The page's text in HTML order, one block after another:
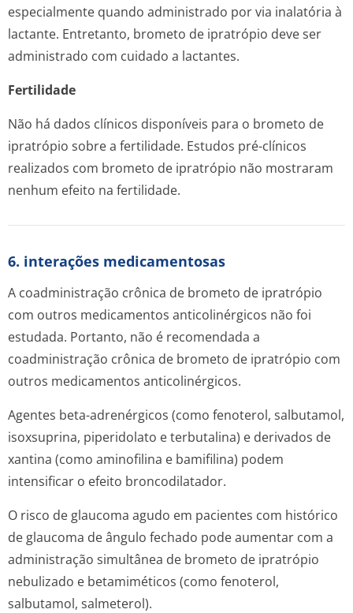
especialmente quando administrado por via inalatória à
lactante. Entretanto, brometo de ipratrópio deve ser
administrado com cuidado a lactantes.
Fertilidade
Não há dados clínicos disponíveis para o brometo de
ipratrópio sobre a fertilidade. Estudos pré-clínicos
realizados com brometo de ipratrópio não mostraram
nenhum efeito na fertilidade.
6. interações medicamentosas
A coadministração crônica de brometo de ipratrópio
com outros medicamentos anticolinérgicos não foi
estudada. Portanto, não é recomendada a
coadministração crônica de brometo de ipratrópio com
outros medicamentos anticolinérgicos.
Agentes beta-adrenérgicos (como fenoterol, salbutamol,
isoxsuprina, piperidolato e terbutalina) e derivados de
xantina (como aminofilina e bamifilina) podem
intensificar o efeito broncodilatador.
O risco de glaucoma agudo em pacientes com histórico
de glaucoma de ângulo fechado pode aumentar com a
administração simultânea de brometo de ipratrópio
nebulizado e betamiméticos (como fenoterol,
salbutamol, salmeterol).